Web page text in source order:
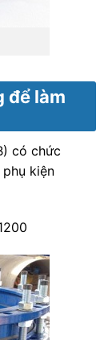
để làm
có chức
kiện